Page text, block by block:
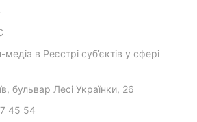
в Реєстрі суб’єктів у сфері
бульвар Лесі Українки, 26
45 54